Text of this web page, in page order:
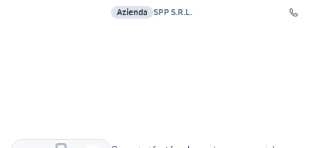
Azienda SPP S.R.L.